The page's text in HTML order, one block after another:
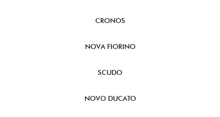
CRONOS
NOVA FIORINO
SCUDO
NOVO DUCATO